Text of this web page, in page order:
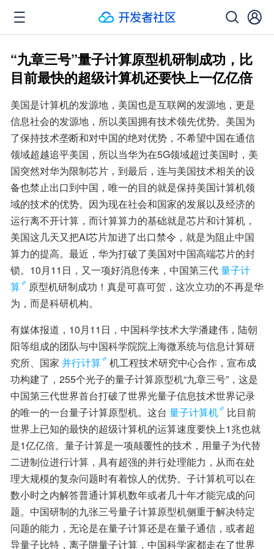
“九章三号”量子计算原型机研制成功，比
目前最快的超级计算机还要快上一亿亿倍
美国是计算机的发源地，美国也是互联网的发源地，更是
信息社会的发源地，所以美国拥有技术领先优势。美国为
了保持技术垄断和对中国的绝对优势，不希望中国在通信
领域超越追平美国，所以当华为在5G领域超过美国时，美
国突然对华为限制芯片，到最后，连与美国技术相关的设
备也禁止出口到中国，唯一的目的就是保持美国计算机领
域的技术的优势。因为现在社会和国家的发展以及经济的
运行离不开计算，而计算算力的基础就是芯片和计算机，
美国这几天又把AI芯片加进了出口禁令，就是为阻止中国
算力的提高。最近，华为打破了美国对中国高端芯片的封
锁。10月11日，又一项好消息传来，中国第三代量子计
算
原型机研制成功！真是可喜可贺，这次立功的不再是华
为，而是科研机构。
有媒体报道，10月11日，中国科学技术大学潘建伟，陆朝
阳等组成的团队与中国科学院院上海微系统与信息计算研
究所、国家 并行计算
机工程技术研究中心合作，宣布成
功构建了，255个光子的量子计算原型机“九章三号”，这是
中国第三代世界首台打破了世界光量子信息技术世界记录
的唯一的一台量子计算原型机。这台 量子计算机
比目前
世界上已知的最快的超级计算机的运算速度要快上1兆也就
是1亿亿倍。量子计算是一项颠覆性的技术，用量子为代替
二进制位进行计算，具有超强的并行处理能力，从而在处
理大规模的复杂问题时有着惊人的优势。子计算机可以在
数小时之内解答普通计算机数年或者几十年才能完成的问
题。中国研制的九张三号量子计算原型机侧重于解决特定
问题的能力，无论是在量子计算还是在量子通信，或者超
导量子比特，离子阱量子计算，中国科学家都走在了世界